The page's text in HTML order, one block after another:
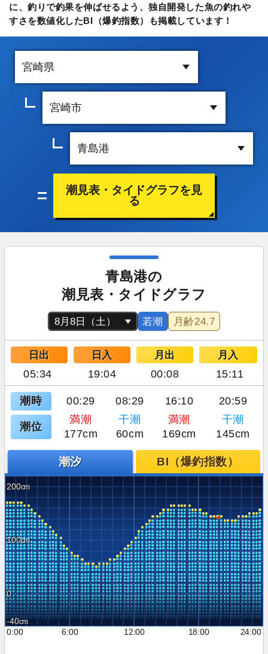
に、釣りで釣果を伸ばせるよう、独自開発した魚の釣れや
すさを数値化したBI（爆釣指数）も掲載しています！
潮見表・タイドグラフを見
る
青島港の
潮見表・タイドグラフ
若潮 月齢24.7
日出 日入 月出 月入
05:34 19:04 00:08 15:11
潮時 00:29 08:29 16:10 20:59
潮位
満潮 干潮 満潮
干潮
177cm
60cm 169cm 145cm
潮汐 BI（爆釣指数）
200
100
0
-40
0:00
6:00 12:00 18:00 24:00